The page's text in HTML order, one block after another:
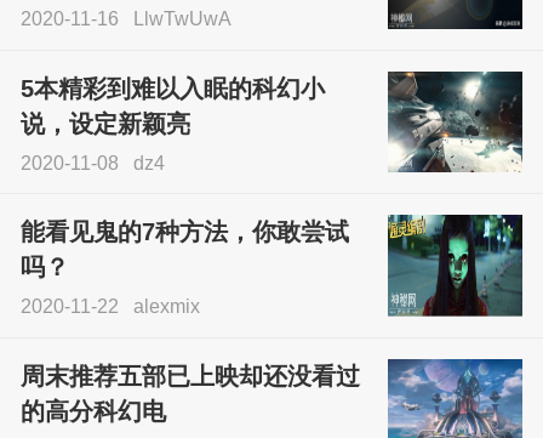
2020-11-16 LlwTwUwA
5本精彩到难以入眠的科幻小
说，设定新颖亮
2020-11-08 dz4
能看见鬼的7种方法，你敢尝试
吗？
2020-11-22 alexmix
周末推荐五部已上映却还没看过
的高分科幻电